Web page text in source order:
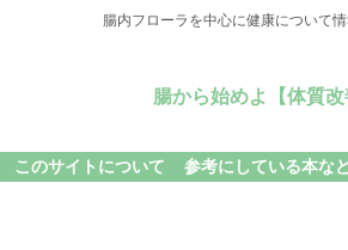
腸内フローラを中心に健康について
腸から始めよ【体質改
このサイトについて 参考にしている本な